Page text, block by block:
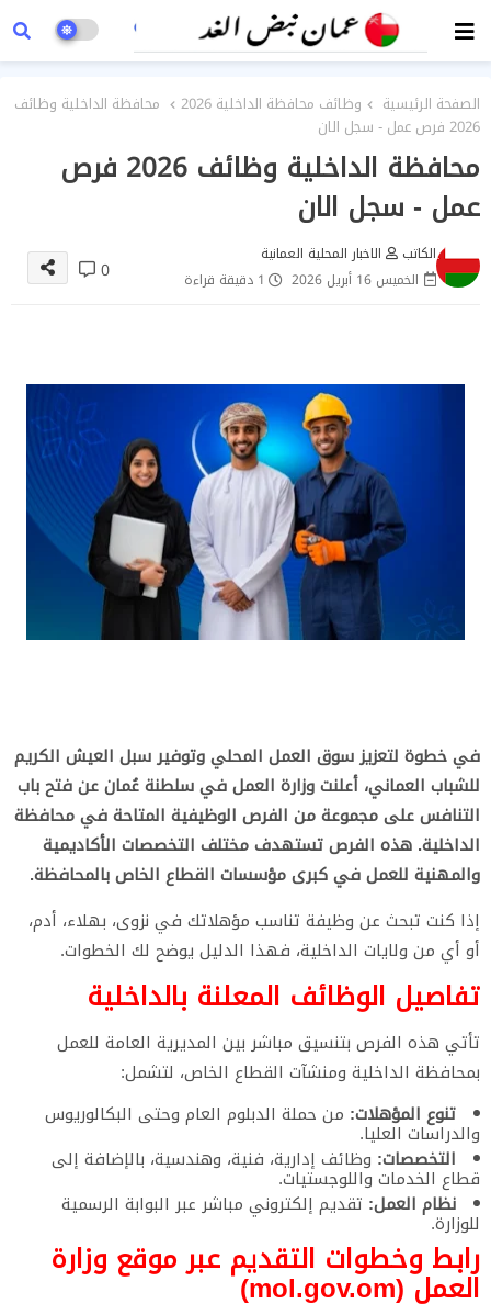
الصفحة الرئيسية وظائف محافظة الداخلية 2026
محافظة الداخلية وظائف
2026 فرص عمل - سجل الان
محافظة الداخلية وظائف 2026 فرص
عمل - سجل الان
الكاتب
الاخبار المحلية العمانية
الخميس 16 أبريل 2026
1 دقيقة قراءة 0
في خطوة لتعزيز سوق العمل المحلي وتوفير سبل العيش الكريم
للشباب العماني، أعلنت وزارة العمل في سلطنة عُمان عن فتح باب
التنافس على مجموعة من الفرص الوظيفية المتاحة في محافظة
الداخلية. هذه الفرص تستهدف مختلف التخصصات الأكاديمية
والمهنية للعمل في كبرى مؤسسات القطاع الخاص بالمحافظة.
​إذا كنت تبحث عن وظيفة تناسب مؤهلاتك في نزوى، بهلاء، أدم،
أو أي من ولايات الداخلية، فهذا الدليل يوضح لك الخطوات.
تفاصيل الوظائف المعلنة بالداخلية
​تأتي هذه الفرص بتنسيق مباشر بين المديرية العامة للعمل
بمحافظة الداخلية ومنشآت القطاع الخاص، لتشمل:
تنوع المؤهلات: من حملة الدبلوم العام وحتى البكالوريوس
والدراسات العليا.
التخصصات: وظائف إدارية، فنية، وهندسية، بالإضافة إلى
قطاع الخدمات واللوجستيات.
نظام العمل: تقديم إلكتروني مباشر عبر البوابة الرسمية
للوزارة.
رابط وخطوات التقديم عبر موقع وزارة
العمل (mol.gov.om)